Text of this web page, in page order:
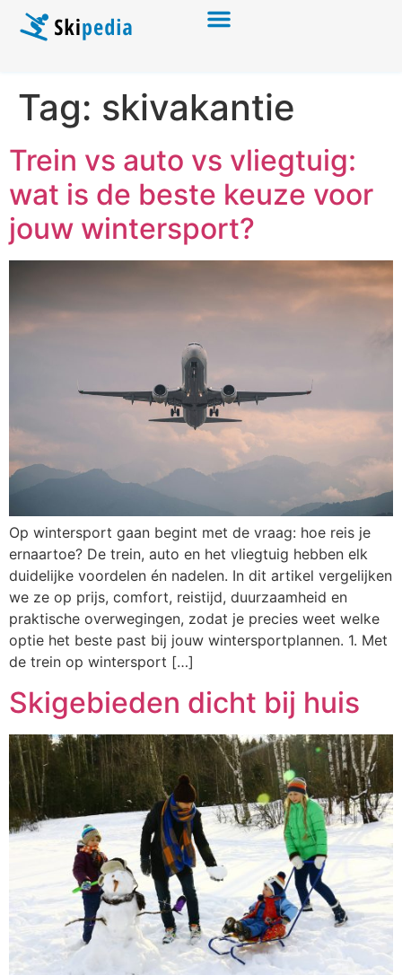
Tag: skivakantie
Trein vs auto vs vliegtuig:
wat is de beste keuze voor
jouw wintersport?
Op wintersport gaan begint met de vraag: hoe reis je
ernaartoe? De trein, auto en het vliegtuig hebben elk
duidelijke voordelen én nadelen. In dit artikel vergelijken
we ze op prijs, comfort, reistijd, duurzaamheid en
praktische overwegingen, zodat je precies weet welke
optie het beste past bij jouw wintersportplannen. 1. Met
de trein op wintersport […]
Skigebieden dicht bij huis